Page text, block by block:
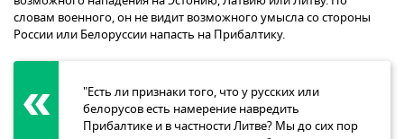
словам военного, он не видит возможного умысла со стороны
России или Белоруссии напасть на Прибалтику.
"Есть ли признаки того, что у русских или
белорусов есть намерение навредить
Прибалтике и в частности Литве? Мы до сих пор